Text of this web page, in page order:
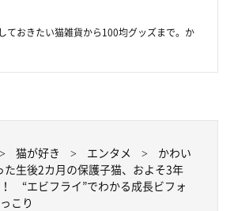
ておきたい猫雑貨から100均グッズまで。か
猫が好き エンタメ
かわい
た生後2カ月の保護子猫、およそ3年
“エビフライ”でわかる成長ビフォ
こり